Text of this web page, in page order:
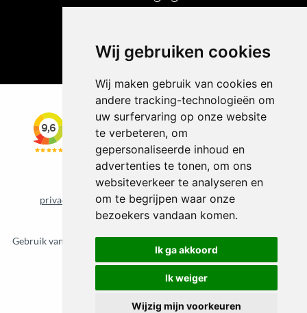
Wij gebruiken cookies
Wij maken gebruik van cookies en
andere tracking-technologieën om
uw surfervaring op onze website
te verbeteren, om
gepersonaliseerde inhoud en
advertenties te tonen, om ons
websiteverkeer te analyseren en
om te begrijpen waar onze
bezoekers vandaan komen.
Ik ga akkoord
Ik weiger
Wijzig mijn voorkeuren
privacybeleidcookiebeleid Update cookie voorkeuren
2026 Vloerkledenvoordelig.nl
Gebruik van deze site betekent dat u de
algemene voorwaarden
CBW erkende woonwinkels accepteert.